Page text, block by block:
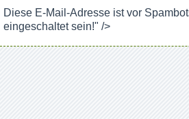
Diese E-Mail-Adresse ist vor
eingeschaltet sein!" />